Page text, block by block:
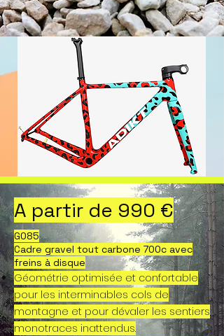
A partir de 990 €
G085
Cadre gravel tout carbone 700c avec
freins à disque
Géométrie optimisée et confortable
pour les interminables cols de
montagne et pour dévaler les sentiers
monotraces inattendus.